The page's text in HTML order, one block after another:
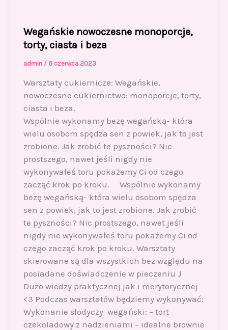
Wegańskie nowoczesne monoporcje,
torty, ciasta i beza
admin / 6 czerwca 2023
Warsztaty cukiernicze: Wegańskie,
nowoczesne cukiernictwo: monoporcje, torty,
ciasta i beza.
Wspólnie wykonamy bezę wegańską- która
wielu osobom spędza sen z powiek, jak to jest
zrobione. Jak zrobić te pyszności? Nic
prostszego, nawet jeśli nigdy nie
wykonywałeś toru pokażemy Ci od czego
zacząć krok po kroku. Wspólnie wykonamy
bezę wegańską- która wielu osobom spędza
sen z powiek, jak to jest zrobione. Jak zrobić
te pyszności? Nic prostszego, nawet jeśli
nigdy nie wykonywałeś toru pokażemy Ci od
czego zacząć krok po kroku. Warsztaty
skierowane są dla wszystkich bez względu na
posiadane doświadczenie w pieczeniu J
Dużo wiedzy praktycznej jak i merytorycznej
<3 Podczas warsztatów będziemy wykonywać:
Wykonanie słodyczy wegański: – tort
czekoladowy z nadzieniami – idealne brownie